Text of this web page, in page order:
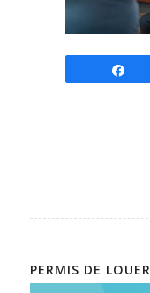
PERMIS DE LOUER